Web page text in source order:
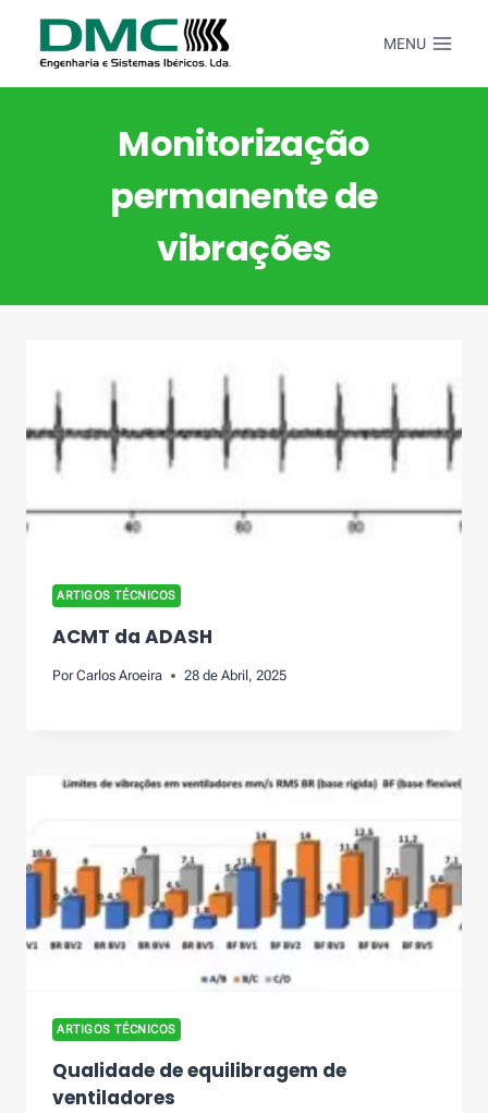
content
MENU
Monitorização
permanente de
vibrações
ARTIGOS TÉCNICOS
ACMT da ADASH
Por Carlos Aroeira 28 de Abril, 2025
ARTIGOS TÉCNICOS
Qualidade de equilibragem de
ventiladores